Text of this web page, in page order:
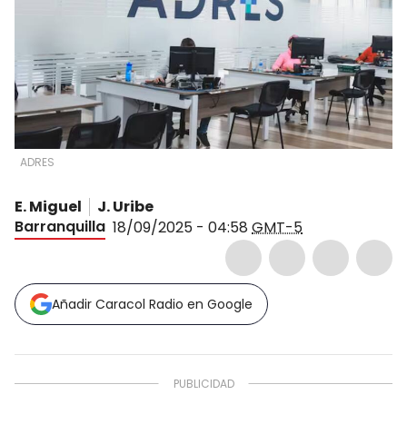
ADRES
E. Miguel
J. Uribe
Barranquilla 18/09/2025 - 04:58 GMT-5
Añadir Caracol Radio en Google